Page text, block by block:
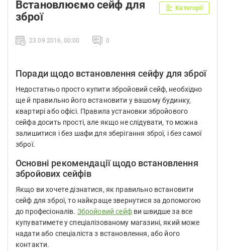
Встановлюємо сейф для
зброї
Категорії
23 09 2016, 00:00 0
Поради щодо встановлення сейфу для зброї
Недостатньо просто купити збройовий сейф, необхідно
ще й правильно його встановити у вашому будинку,
квартирі або офісі. Правила установки збройового
сейфа досить прості, але якщо не слідувати, то можна
залишитися і без шафи для зберігання зброї, і без самої
зброї.
Основні рекомендації щодо встановлення
збройових сейфів
Якщо ви хочете дізнатися, як правильно встановити
сейф для зброї, то найкраще звернутися за допомогою
до професіоналів. Збройовий сейфви швидше за все
купуватимете у спеціалізованому магазині, який може
надати або спеціаліста з встановлення, або його
контакти.